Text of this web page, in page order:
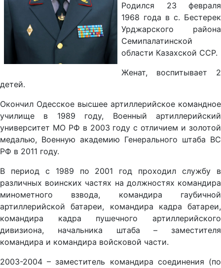
Родился 23 февраля
1968 года в с. Бестерек
Урджарского района
Семипалатинской
области Казахской ССР.
Женат, воспитывает 2
детей.
Окончил Одесское высшее артиллерийское командное
училище в 1989 году, Военный артиллерийский
университет МО РФ в 2003 году с отличием и золотой
медалью, Военную академию Генерального штаба ВС
РФ в 2011 году.
В период с 1989 по 2001 год проходил службу в
различных воинских частях на должностях командира
минометного взвода, командира гаубичной
артиллерийской батареи, командира кадра батареи,
командира кадра пушечного артиллерийского
дивизиона, начальника штаба – заместителя
командира и командира войсковой части.
2003-2004 – заместитель командира соединения (по